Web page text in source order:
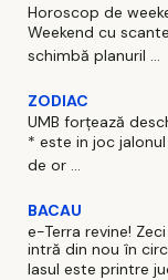
Horoscop de
Weekend cu
schimbă planuril ...
ZODIAC
UMB forțează
* este in joc jalonul
de or ...
BACAU
e-Terra revine!
intră din nou în
Iasul este printre